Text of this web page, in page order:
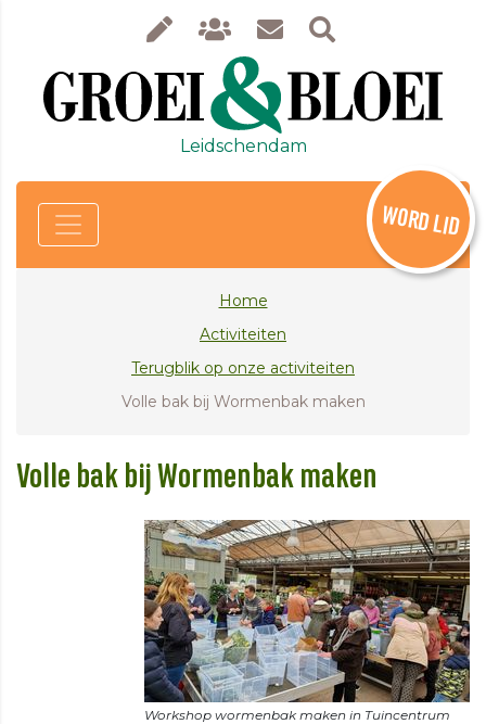
Leidschendam
WORD LID
Home
Activiteiten
Terugblik op onze activiteiten
Volle bak bij Wormenbak maken
Volle bak bij Wormenbak maken
Workshop wormenbak maken in Tuincentrum